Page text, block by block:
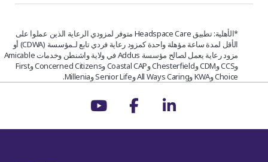
*الأهلية: تطبيق Headspace Care متوفر لمزودي الرعاية الذين عملوا على
الأقل لمدة ساعة مؤهلة واحدة كمزود رعاية فردي تابع لـمؤسسة (CDWA) أو
مزود رعاية يعمل لصالح مؤسسة Addus في ولاية واشنطن وخدمات Amicable
وCCS وCDM وChesterfield وCoastal CAP وConcerned Citizens وFirst
Choice وKWA وAll Ways Caring وSenior Life وMillenia.